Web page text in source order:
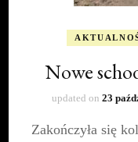
Nowe
updated on 23
Zakończyła się